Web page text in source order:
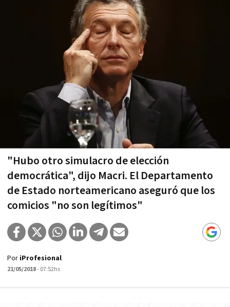
"Hubo otro simulacro de elección
democrática", dijo Macri. El Departamento
de Estado norteamericano aseguró que los
comicios "no son legítimos"
Por iProfesional
21/05/2018- 07:52hs